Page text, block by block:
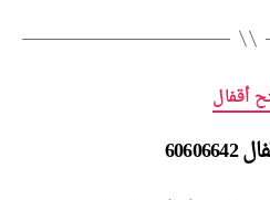
التصنيفات
أقفال